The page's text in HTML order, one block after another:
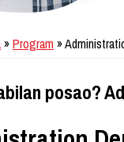
»Program »
posao?